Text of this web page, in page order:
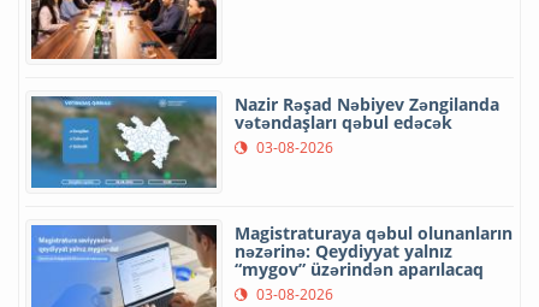
Nazir Rəşad Nəbiyev Zəngilanda
vətəndaşları qəbul edəcək
03-08-2026
Magistraturaya qəbul olunanların
nəzərinə: Qeydiyyat yalnız
“mygov” üzərindən aparılacaq
03-08-2026